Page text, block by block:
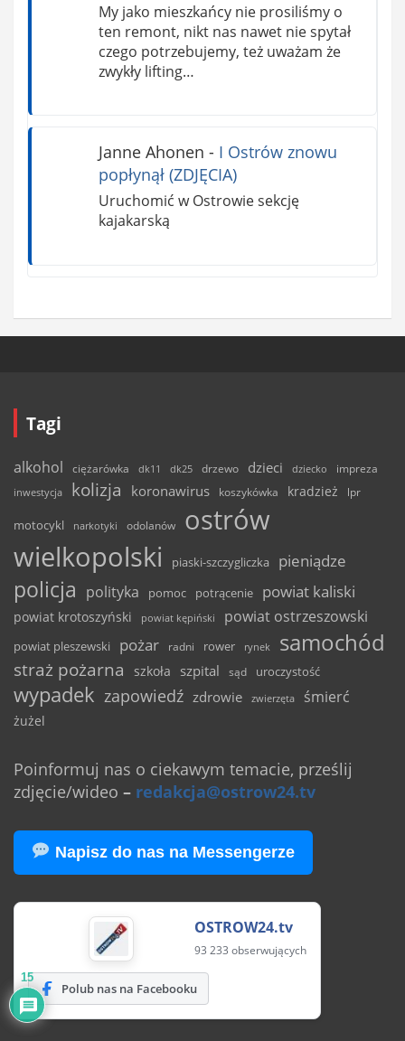
My jako mieszkańcy nie prosiliśmy o
ten remont, nikt nas nawet nie spytał
czego potrzebujemy, też uważam że
zwykły lifting…
Janne Ahonen - I Ostrów znowu
popłynął (ZDJĘCIA)
Uruchomić w Ostrowie sekcję
kajakarską
Tagi
alkohol ciężarówka dk11 dk25 drzewo dzieci dziecko
impreza
inwestycja
kolizja koronawirus koszykówka kradzież lpr
motocykl narkotyki odolanów
ostrów
wielkopolski
piaski-szczygliczka pieniądze
policja polityka pomoc potrącenie powiat kaliski
powiat krotoszyński powiat kępiński powiat ostrzeszowski
powiat pleszewski pożar radni rower rynek samochód
straż pożarna szkoła szpital sąd uroczystość
wypadek zapowiedź zdrowie zwierzęta śmierć
żużel
Poinformuj nas o ciekawym temacie, prześlij
zdjęcie/wideo – redakcja@ostrow24.tv
Napisz do nas na Messengerze
OSTROW24.tv
93 233 obserwujących
Polub nas na Facebooku
15